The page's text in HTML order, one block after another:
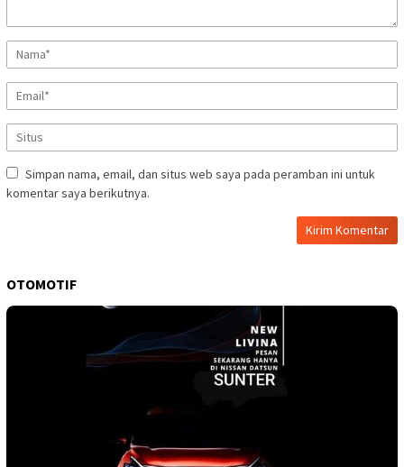
Simpan nama, email, dan situs web saya pada peramban ini untuk
komentar saya berikutnya.
OTOMOTIF